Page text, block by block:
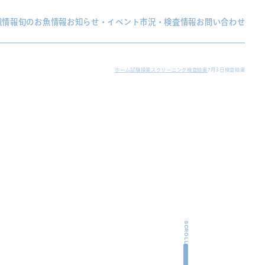
情報旬のお魚情報お知らせ・イベント市況・検査情報お問い合わせ
ホーム試験操業スクリーニング検査結果7月3日検査結果
SCROLL